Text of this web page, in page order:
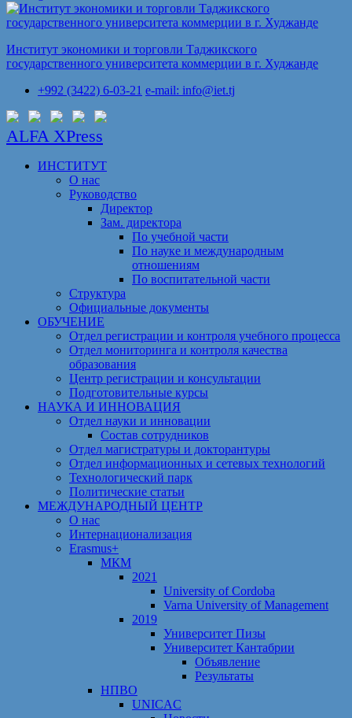
Институт экономики и торговли Таджикского
государственного университета коммерции в г. Худжанде
+992 (3422) 6-03-21 e-mail: info@iet.tj
ALFA XPress
ИНСТИТУТ
О нас
Руководство
Директор
Зам. директора
По учебной части
По науке и международным
отношениям
По воспитательной части
Структура
Официальные документы
ОБУЧЕНИЕ
Отдел регистрации и контроля учебного процесса
Отдел мониторинга и контроля качества
образования
Центр регистрации и консультации
Подготовительные курсы
НАУКА И ИННОВАЦИЯ
Отдел науки и инновации
Состав сотрудников
Отдел магистратуры и докторантуры
Отдел информационных и сетевых технологий
Технологический парк
Политические статьи
МЕЖДУНАРОДНЫЙ ЦЕНТР
О нас
Интернационализация
Erasmus+
МКМ
2021
University of Cordoba
Varna University of Management
2019
Университет Пизы
Университет Кантабрии
Объявление
Результаты
НПВО
UNICAC